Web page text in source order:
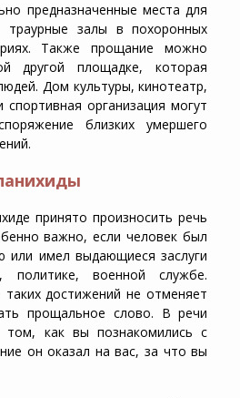
предназначенные места для
траурные залы в похоронных
Также прощание можно
другой площадке, которая
Дом культуры, кинотеатр,
спортивная организация могут
близких умершего
принято произносить речь
важно, если человек был
или имел выдающиеся заслуги
политике, военной службе.
таких достижений не отменяет
прощальное слово. В речи
как вы познакомились с
он оказал на вас, за что вы